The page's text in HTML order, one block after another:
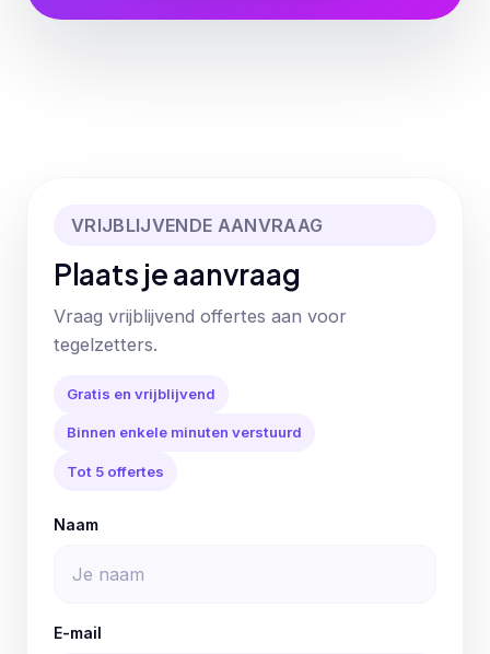
VRIJBLIJVENDE AANVRAAG
Plaats je aanvraag
Vraag vrijblijvend offertes aan voor
tegelzetters.
Gratis en vrijblijvend
Binnen enkele minuten verstuurd
Tot 5 offertes
Naam
E-mail